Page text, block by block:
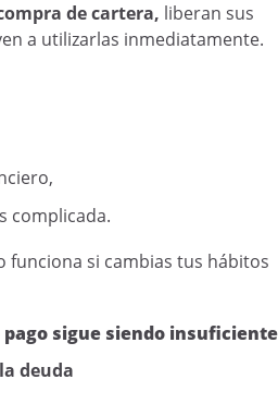
de cartera, liberan sus
a utilizarlas inmediatamente.
complicada.
funciona si cambias tus hábitos
pago sigue siendo insuficiente
deuda